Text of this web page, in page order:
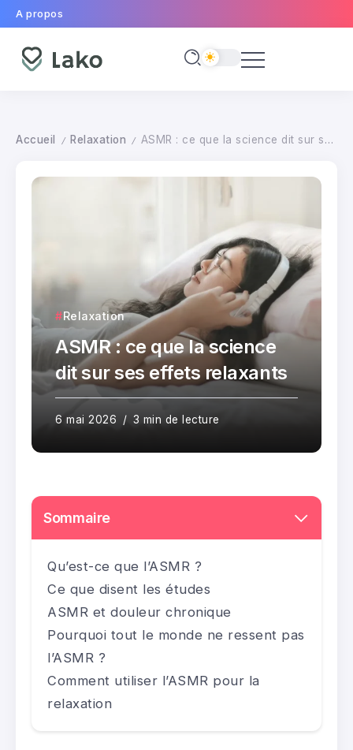
A propos
Accueil / Relaxation / ASMR : ce que la science dit sur ses effets relaxants
Relaxation
ASMR : ce que la science
dit sur ses effets relaxants
6 mai 2026 3 min de lecture
Sommaire
Qu’est-ce que l’ASMR ?
Ce que disent les études
ASMR et douleur chronique
Pourquoi tout le monde ne ressent pas
l’ASMR ?
Comment utiliser l’ASMR pour la
relaxation